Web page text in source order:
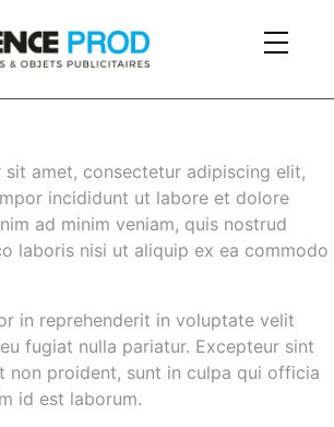
amet, consectetur adipiscing elit,
incididunt ut labore et dolore
ad minim veniam, quis nostrud
laboris nisi ut aliquip ex ea commodo
in reprehenderit in voluptate velit
fugiat nulla pariatur. Excepteur sint
non proident, sunt in culpa qui officia
id est laborum.